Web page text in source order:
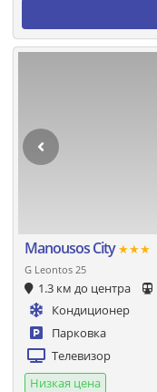
Manousos City★★★
G Leontos 25
1.3 км до центра
Кондиционер
Парковка
Телевизор
Низкая цена